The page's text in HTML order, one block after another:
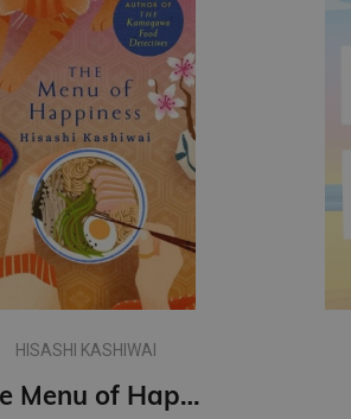
CHLOE LIESE
Happy Ending